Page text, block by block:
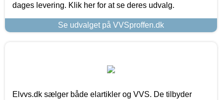
dages levering. Klik her for at se deres udvalg.
Se udvalget på VVSproffen.dk
Elvvs.dk sælger både elartikler og VVS. De tilbyder